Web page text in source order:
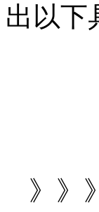
出以下
》》